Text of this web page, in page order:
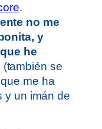
.
no me
y
he
(también se
me ha
y un imán de